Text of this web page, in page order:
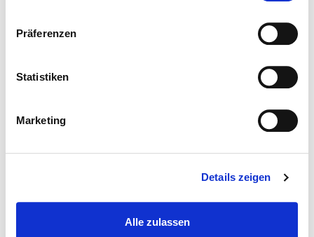
Präferenzen
Statistiken
Marketing
Details zeigen
Alle zulassen